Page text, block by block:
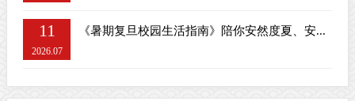
11
2026.07
《暑期复旦校园生活指南》陪你安然度夏、安...